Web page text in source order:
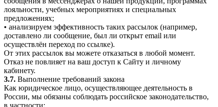
лояльности, учебных мероприятиях и специальных
предложениях;
• анализируем эффективность таких рассылок (например,
доставлено ли сообщение, был ли открыт email или
осуществлён переход по ссылке).
От этих рассылок вы можете отказаться в любой момент.
Отказ не повлияет на ваш доступ к Сайту и личному
кабинету.
3.7. Выполнение требований закона
Как юридическое лицо, осуществляющее деятельность в
России, мы обязаны соблюдать российское законодательство,
в частности: